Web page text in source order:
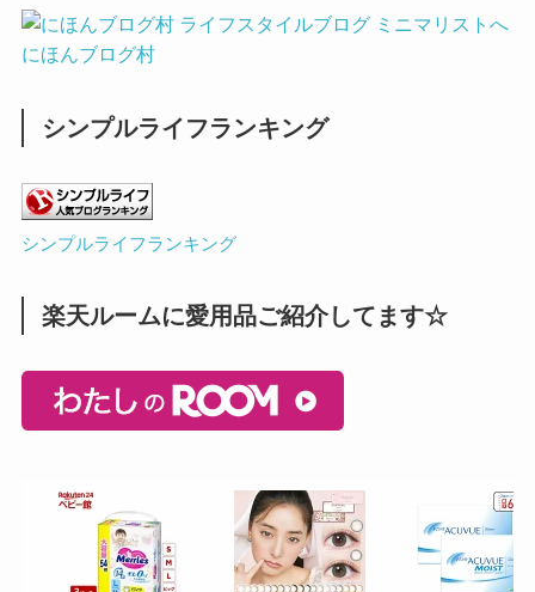
にほんブログ村
シンプルライフランキング
シンプルライフランキング
楽天ルームに愛用品ご紹介してます☆